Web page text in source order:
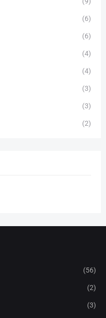
(6)
(6)
(4)
(4)
(3)
(3)
(2)
(56)
(2)
(3)